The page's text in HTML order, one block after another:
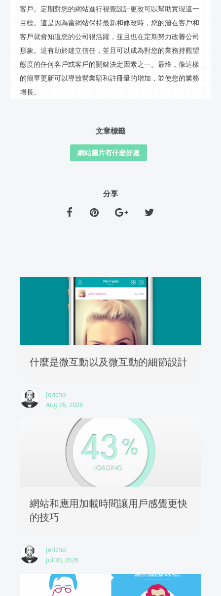
客戶。定期對您的網站進行視覺設計更改可以幫助實現這一
目標。這是因為當網站保持最新和修改時，您的潛在客戶和
客戶就會知道您的公司很活躍，並且也在定期努力改善公司
形象。這有助於建立信任，並且可以成為對您的業務持觀望
態度的任何客戶或客戶的關鍵決定因素之一。最終，像這樣
的簡單更新可以導致營業額和註冊量的增加，並使您的業務
增長。
文章標籤
網站圖片有什麼好處
分享
什麼是微互動以及微互動的細節設計
Jericho
Aug 05, 2026
網站和應用加載時間讓用戶感覺更快
的技巧
Jericho
Jul 30, 2026